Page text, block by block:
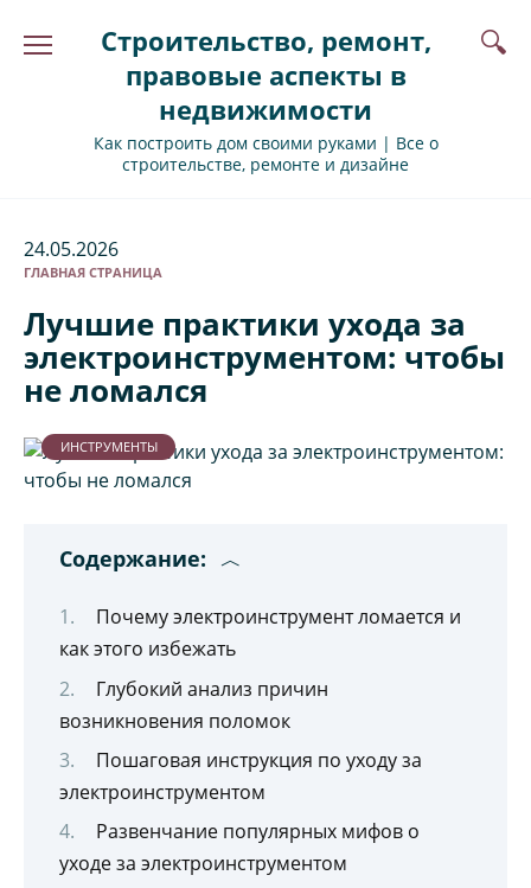
Строительство, ремонт,
правовые аспекты в
недвижимости
Как построить дом своими руками | Все о
строительстве, ремонте и дизайне
24.05.2026
ГЛАВНАЯ СТРАНИЦА
Лучшие практики ухода за
электроинструментом: чтобы
не ломался
ИНСТРУМЕНТЫ
Содержание:
Почему электроинструмент ломается и
как этого избежать
Глубокий анализ причин
возникновения поломок
Пошаговая инструкция по уходу за
электроинструментом
Развенчание популярных мифов о
уходе за электроинструментом